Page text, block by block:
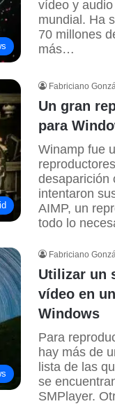
vídeo y
mundial. Ha
70 millones
más…
Fabriciano
Un gran
para
Winamp fue
desaparición
intentaron
AIMP, un
todo lo
Fabriciano
Utilizar un
vídeo en
Windows
Para
hay más de
lista de las
se
SMPlayer.